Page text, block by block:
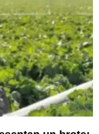
un brote: